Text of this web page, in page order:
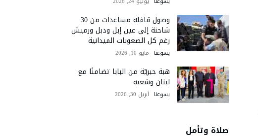
وصول قافلة مساعدات من 30
شاحنة إلى عين إبل ودبل ورميش
رغم كل الصعوبات الميدانية
يسوعنا مايو 10, 2026
هبة حبريّة من البابا تضامنًا مع
لبنان وشعبه
يسوعنا أبريل 30, 2026
صلاة وتأمل